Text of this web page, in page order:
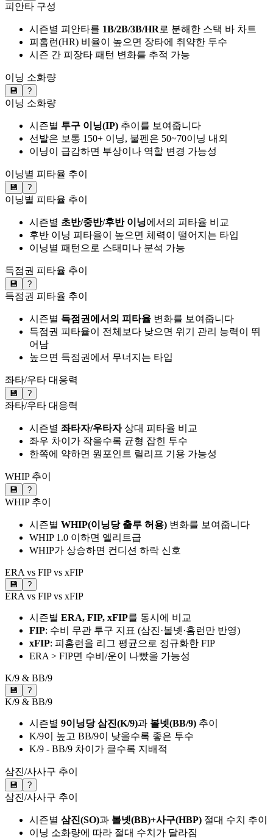
피안타 구성
시즌별 피안타를 1B/2B/3B/HR로 분해한 스택 바 차트
피홈런(HR) 비율이 높으면 장타에 취약한 투수
시즌 간 피장타 패턴 변화를 추적 가능
이닝 소화량
💾 ?
이닝 소화량
시즌별 투구 이닝(IP) 추이를 보여줍니다
선발은 보통 150+ 이닝, 불펜은 50~70이닝 내외
이닝이 급감하면 부상이나 역할 변경 가능성
이닝별 피타율 추이
💾 ?
이닝별 피타율 추이
시즌별 초반/중반/후반 이닝에서의 피타율 비교
후반 이닝 피타율이 높으면 체력이 떨어지는 타입
이닝별 패턴으로 스태미나 분석 가능
득점권 피타율 추이
💾 ?
득점권 피타율 추이
시즌별 득점권에서의 피타율 변화를 보여줍니다
득점권 피타율이 전체보다 낮으면 위기 관리 능력이 뛰
어남
높으면 득점권에서 무너지는 타입
좌타/우타 대응력
💾 ?
좌타/우타 대응력
시즌별 좌타자/우타자상대 피타율 비교
좌우 차이가 작을수록 균형 잡힌 투수
한쪽에 약하면 원포인트 릴리프 기용 가능성
WHIP 추이
💾 ?
WHIP 추이
시즌별 WHIP(이닝당 출루 허용) 변화를 보여줍니다
WHIP 1.0 이하면 엘리트급
WHIP가 상승하면 컨디션 하락 신호
ERA vs FIP vs xFIP
💾 ?
ERA vs FIP vs xFIP
시즌별 ERA, FIP, xFIP를 동시에 비교
FIP: 수비 무관 투구 지표 (삼진·볼넷·홈런만 반영)
xFIP: 피홈런을 리그 평균으로 정규화한 FIP
ERA > FIP면 수비/운이 나빴을 가능성
K/9 & BB/9
💾 ?
K/9 & BB/9
시즌별 9이닝당 삼진(K/9)과 볼넷(BB/9) 추이
K/9이 높고 BB/9이 낮을수록 좋은 투수
K/9 - BB/9 차이가 클수록 지배적
삼진/사사구 추이
💾 ?
삼진/사사구 추이
시즌별 삼진(SO)과 볼넷(BB)+사구(HBP) 절대 수치 추이
이닝 소화량에 따라 절대 수치가 달라짐